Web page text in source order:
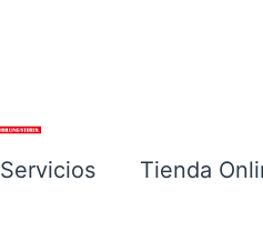
Servicios
Tienda